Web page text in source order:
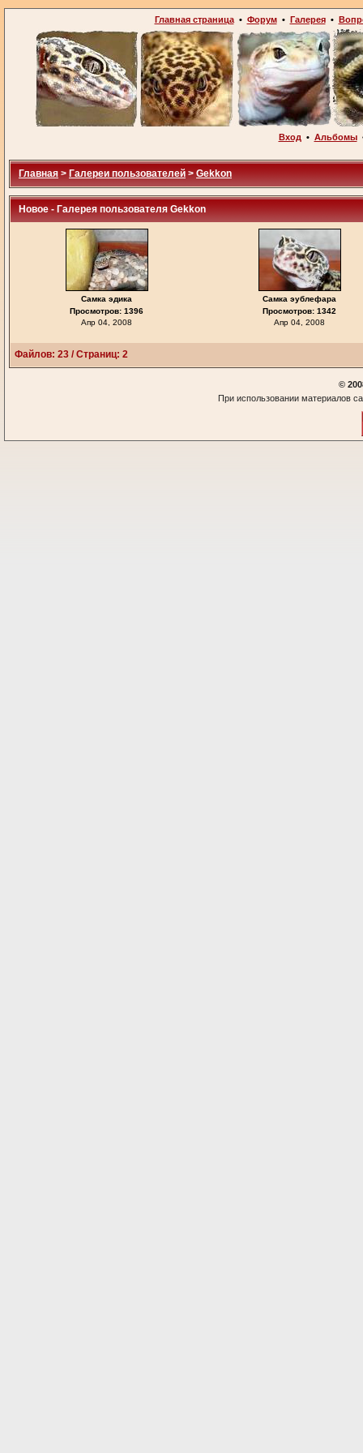
Главная страница• Форум• Галерея•
Вход • Альбомы
Главная > Галереи пользователей > Gekkon
Новое - Галерея пользователя Gekkon
Самка эдика
Просмотров: 1396
Апр 04, 2008
Самка эублефара
Просмотров: 1342
Апр 04, 2008
Файлов: 23 / Страниц: 2
©
При использовании материалов